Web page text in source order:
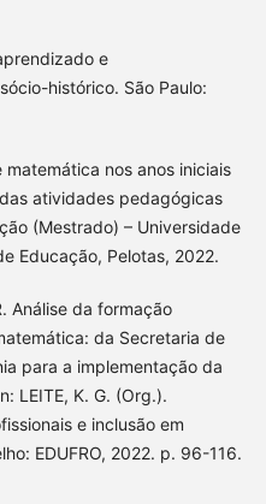
e
histórico. São Paulo:
matemática nos anos iniciais
atividades pedagógicas
(Mestrado) – Universidade
Educação, Pelotas, 2022.
Análise da formação
da Secretaria de
para a implementação da
LEITE, K. G. (Org.).
e inclusão em
EDUFRO, 2022. p. 96-116.